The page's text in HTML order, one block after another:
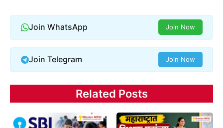
Join WhatsApp Join Now
Join Telegram Join Now
Related Posts